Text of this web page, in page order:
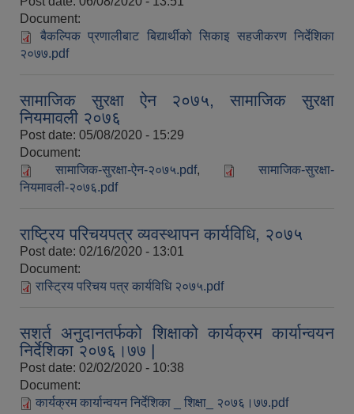
Document:
बैकल्पिक प्रणालीबाट बिद्यार्थीको सिकाइ सहजीकरण निर्देशिका
२०७७.pdf
सामाजिक सुरक्षा ऐन २०७५, सामाजिक सुरक्षा
नियमावली २०७६
Post date: 05/08/2020 - 15:29
Document:
सामाजिक-सुरक्षा-ऐन-२०७५.pdf,
सामाजिक-सुरक्षा-
नियमावली-२०७६.pdf
राष्ट्रिय परिचयपत्र व्यवस्थापन कार्यविधि, २०७५
Post date: 02/16/2020 - 13:01
Document:
रास्ट्रिय परिचय पत्र कार्यविधि २०७५.pdf
सशर्त अनुदानतर्फको शिक्षाको कार्यक्रम कार्यान्वयन
निर्देशिका २०७६।७७ |
Post date: 02/02/2020 - 10:38
Document:
कार्यक्रम कार्यान्वयन निर्देशिका _ शिक्षा_ २०७६।७७.pdf